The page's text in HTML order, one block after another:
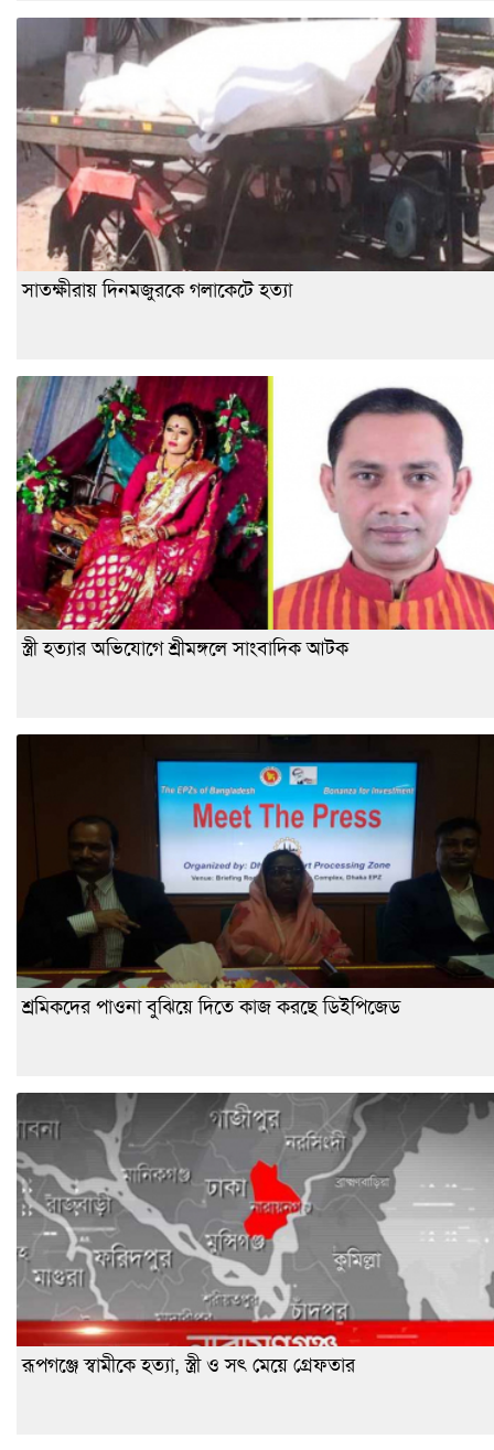
সাতক্ষীরায় দিনমজুরকে গলাকেটে হত্যা
স্ত্রী হত্যার অভিযোগে শ্রীমঙ্গলে সাংবাদিক আটক
শ্রমিকদের পাওনা বুঝিয়ে দিতে কাজ করছে ডিইপিজেড
রূপগঞ্জে স্বামীকে হত্যা, স্ত্রী ও সৎ মেয়ে গ্রেফতার